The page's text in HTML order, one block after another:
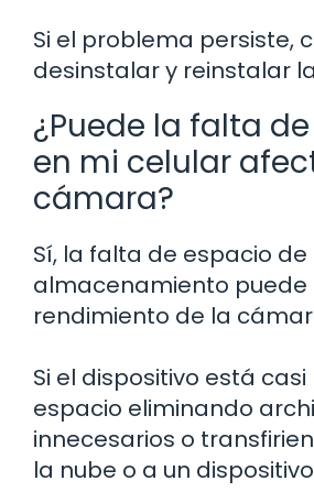
Si el problema persiste,
desinstalar y reinstalar
¿Puede la falta
en mi celular
cámara?
Sí, la falta de espacio de
almacenamiento puede
rendimiento de la
Si el dispositivo está
espacio eliminando
innecesarios o
la nube o a un